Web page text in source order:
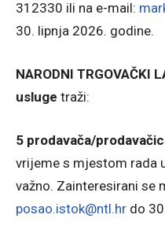
312330 ili na e-mail:
30. lipnja 2026. godine.
NARODNI TRGOVAČKI
usluge traži:
5 prodavača/
vrijeme s mjestom rada
važno. Zainteresirani se
posao.istok@ntl.hr do